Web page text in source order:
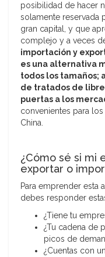
posibilidad de hacer
solamente reservada
gran capital, y que
complejo y a veces
importación y
es una alternativa
todos los tamaños;
de tratados de
puertas a los
convenientes para
China.
¿Cómo sé si mi
exportar o
Para emprender esta
debes responder
¿Tiene tu
¿Tu cadena de
picos de
¿Cuentas con